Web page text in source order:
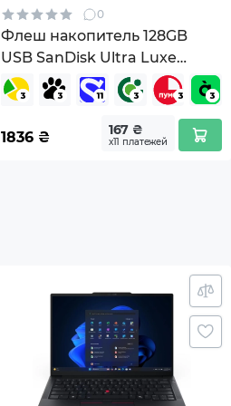
0
Флеш накопитель 128GB
USB SanDisk Ultra Luxe
(SDCZ74-128G-G46)
1836 ₴ 167 ₴
х11 платежей